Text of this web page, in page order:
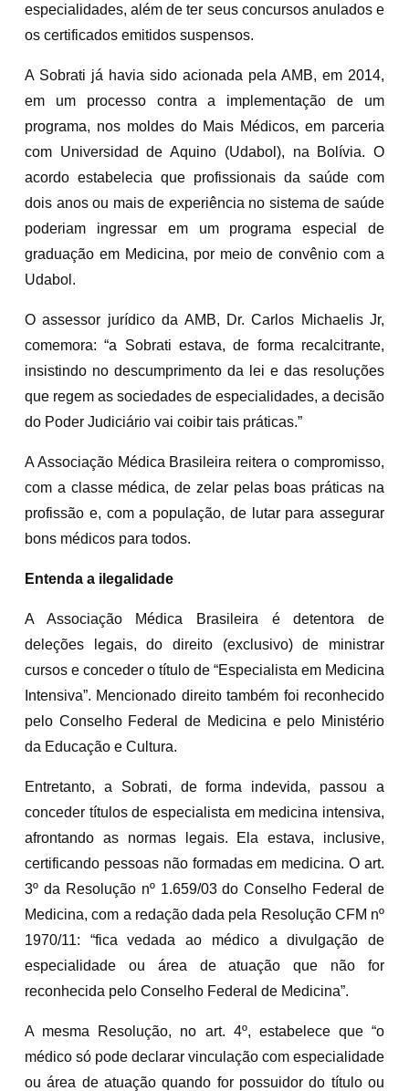
especialidades, além de ter seus concursos anulados e
os certificados emitidos suspensos.
A Sobrati já havia sido acionada pela AMB, em 2014,
em um processo contra a implementação de um
programa, nos moldes do Mais Médicos, em parceria
com Universidad de Aquino (Udabol), na Bolívia. O
acordo estabelecia que profissionais da saúde com
dois anos ou mais de experiência no sistema de saúde
poderiam ingressar em um programa especial de
graduação em Medicina, por meio de convênio com a
Udabol.
O assessor jurídico da AMB, Dr. Carlos Michaelis Jr,
comemora: “a Sobrati estava, de forma recalcitrante,
insistindo no descumprimento da lei e das resoluções
que regem as sociedades de especialidades, a decisão
do Poder Judiciário vai coibir tais práticas.”
A Associação Médica Brasileira reitera o compromisso,
com a classe médica, de zelar pelas boas práticas na
profissão e, com a população, de lutar para assegurar
bons médicos para todos.
Entenda a ilegalidade
A Associação Médica Brasileira é detentora de
deleções legais, do direito (exclusivo) de ministrar
cursos e conceder o título de “Especialista em Medicina
Intensiva”. Mencionado direito também foi reconhecido
pelo Conselho Federal de Medicina e pelo Ministério
da Educação e Cultura.
Entretanto, a Sobrati, de forma indevida, passou a
conceder títulos de especialista em medicina intensiva,
afrontando as normas legais. Ela estava, inclusive,
certificando pessoas não formadas em medicina. O art.
3º da Resolução nº 1.659/03 do Conselho Federal de
Medicina, com a redação dada pela Resolução CFM nº
1970/11: “fica vedada ao médico a divulgação de
especialidade ou área de atuação que não for
reconhecida pelo Conselho Federal de Medicina”.
A mesma Resolução, no art. 4º, estabelece que “o
médico só pode declarar vinculação com especialidade
ou área de atuação quando for possuidor do título ou